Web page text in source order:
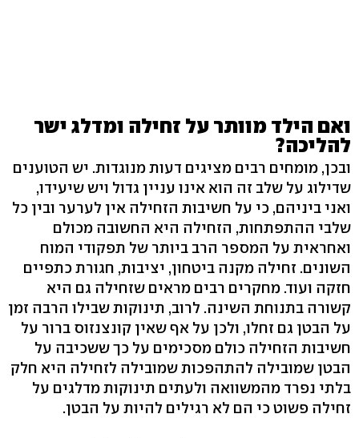
ואם הילד מוותר על זחילה ומדלג ישר
להליכה?
ובכן, מומחים רבים מציגים דעות מנוגדות. יש הטוענים
שדילוג על שלב זה הוא אינו עניין גדול ויש שיעידו,
ואני ביניהם, כי על חשיבות הזחילה אין לערער ובין כל
שלבי ההתפתחות, הזחילה היא החשובה מכולם
ואחראית על המספר הרב ביותר של תפקודי המוח
השונים. זחילה מקנה ביטחון, יציבות, חגורת כתפיים
חזקה ועוד. מחקרים רבים מראים שזחילה גם היא
קשורה בתנוחת השינה. לרוב, תינוקות שבילו הרבה זמן
על הבטן גם זחלו, ולכן על אף שאין קונצנזוס ברור על
חשיבות הזחילה כולם מסכימים על כך ששכיבה על
הבטן שמובילה להתהפכות שמובילה לזחילה היא חלק
בלתי נפרד מהמשוואה ולעתים תינוקות מדלגים על
זחילה פשוט כי הם לא רגילים להיות על הבטן.